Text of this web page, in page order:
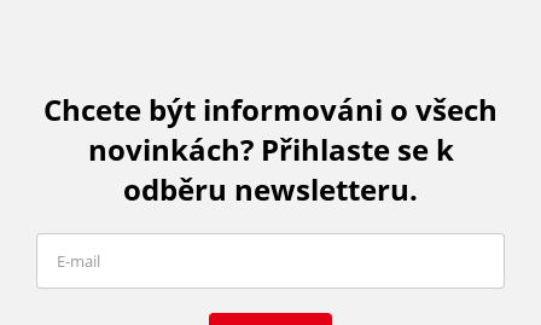
Chcete být informováni o všech
novinkách? Přihlaste se k
odběru newsletteru.